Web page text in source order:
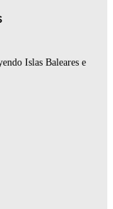
Islas Baleares e